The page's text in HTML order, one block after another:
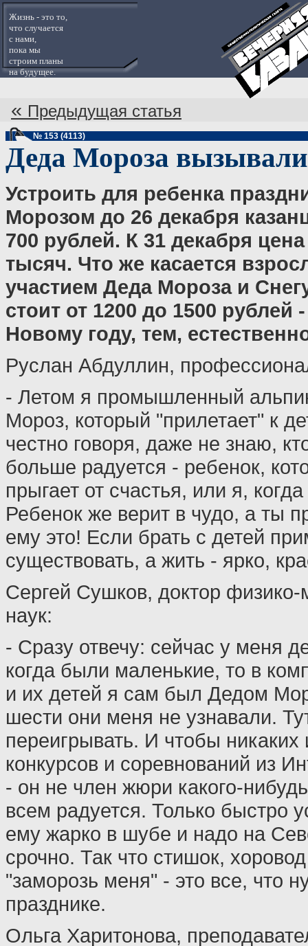
Жизнь - это то,
что случается
с нами,
пока мы
строим планы
на будущее.
« Предыдущая статья
№ 153 (4113)
Деда Мороза
Устроить для ребенка
Морозом до 26 декабря
700 рублей. К 31 декабря
тысяч. Что же касается
участием Деда Мороза и
стоит от 1200 до 1500 рублей
Новому году, тем,
Руслан Абдуллин,
- Летом я промышленный
Мороз, который "прилетает" к
честно говоря, даже не знаю,
больше радуется - ребенок,
прыгает от счастья, или я,
Ребенок же верит в чудо, а ты
ему это! Если брать с детей
существовать, а жить - ярко,
Сергей Сушков, доктор физико-
наук:
- Сразу отвечу: сейчас у меня
когда были маленькие, то в
и их детей я сам был Дедом
шести они меня не узнавали.
переигрывать. И чтобы никаких
конкурсов и соревнований из
- он не член жюри какого-
всем радуется. Только быстро
ему жарко в шубе и надо на
срочно. Так что стишок,
"заморозь меня" - это все, что
празднике.
Ольга Харитонова,